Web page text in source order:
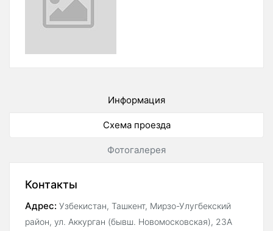
Информация
Схема проезда
Фотогалерея
Контакты
Адрес: Узбекистан, Ташкент, Мирзо-Улугбекский
район, ул. Аккурган (бывш. Новомосковская), 23А